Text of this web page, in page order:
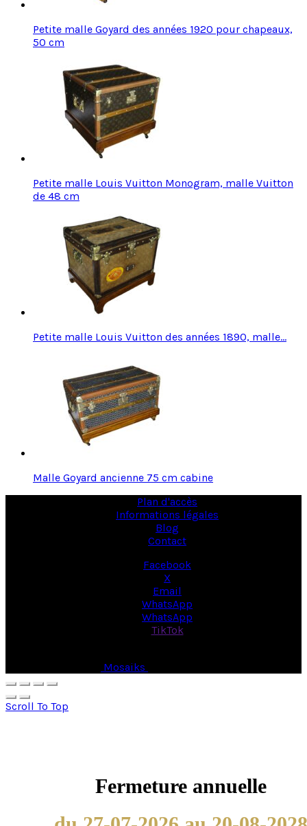
Petite malle Goyard des années 1920 pour chapeaux,
50 cm
Petite malle Louis Vuitton Monogram, malle Vuitton
de 48 cm
Petite malle Louis Vuitton des années 1890, malle…
Malle Goyard ancienne 75 cm cabine
Plan d'accès
Informations légales
Blog
Contact
Facebook
X
Email
WhatsApp
WhatsApp
TikTok
Mosaiks
Scroll To Top
Fermeture annuelle